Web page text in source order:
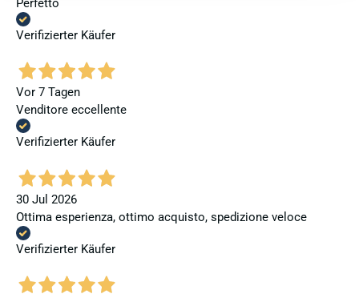
Perfetto
Verifizierter Käufer
Vor 7 Tagen
Venditore eccellente
Verifizierter Käufer
30 Jul 2026
Ottima esperienza, ottimo acquisto, spedizione veloce
Verifizierter Käufer